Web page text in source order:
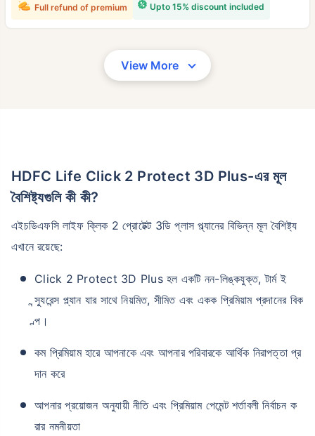
Upto 15% discount included
Full refund of premium
View More
HDFC Life Click 2 Protect 3D Plus-এর মূল
বৈশিষ্ট্যগুলি কী কী?
এইচডিএফসি লাইফ ক্লিক 2 প্রোটেক্ট 3ডি প্লাস প্ল্যানের বিভিন্ন মূল বৈশিষ্ট্য
এখানে রয়েছে:
Click 2 Protect 3D Plus হল একটি নন-লিঙ্কযুক্ত, টার্ম ই
ন্স্যুরেন্স প্ল্যান যার সাথে নিয়মিত, সীমিত এবং একক প্রিমিয়াম প্রদানের বিক
ল্প।
কম প্রিমিয়াম হারে আপনাকে এবং আপনার পরিবারকে আর্থিক নিরাপত্তা প্র
দান করে
আপনার প্রয়োজন অনুযায়ী নীতি এবং প্রিমিয়াম পেমেন্ট শর্তাবলী নির্বাচন ক
রার নমনীয়তা